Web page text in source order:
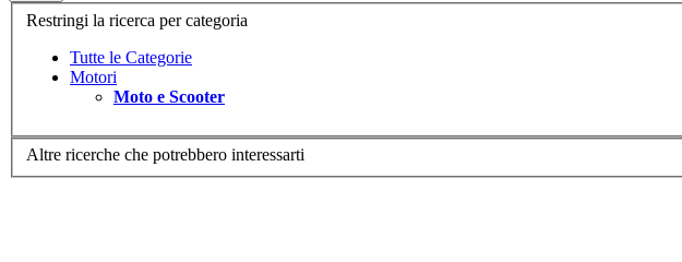
Restringi la ricerca per categoria
Tutte le Categorie
Motori
Moto e Scooter
Altre ricerche che potrebbero interessarti